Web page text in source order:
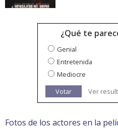
¿Qué te
Genial
Entretenida
Mediocre
Votar
Ver
Fotos de los actores en la